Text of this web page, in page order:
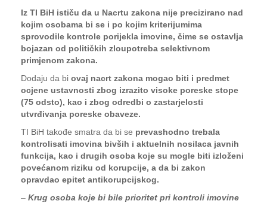
Iz TI BiH ističu da u Nacrtu zakona nije precizirano nad
kojim osobama bi se i po kojim kriterijumima
sprovodile kontrole porijekla imovine, čime se ostavlja
bojazan od političkih zloupotreba selektivnom
primjenom zakona.
Dodaju da bi ovaj nacrt zakona mogao biti i predmet
ocjene ustavnosti zbog izrazito visoke poreske stope
(75 odsto), kao i zbog odredbi o zastarjelosti
utvrđivanja poreske obaveze.
TI BiH takođe smatra da bi se prevashodno trebala
kontrolisati imovina bivših i aktuelnih nosilaca javnih
funkcija, kao i drugih osoba koje su mogle biti izloženi
povećanom riziku od korupcije, a da bi zakon
opravdao epitet antikorupcijskog.
– Krug osoba koje bi bile prioritet pri kontroli imovine